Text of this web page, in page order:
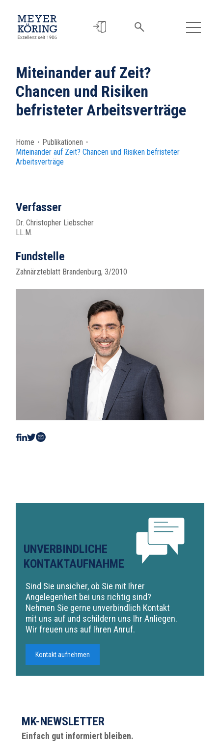
Miteinander auf Zeit?
Chancen und Risiken
befristeter Arbeitsverträge
Home ・ Publikationen ・
Miteinander auf Zeit? Chancen und Risiken befristeter
Arbeitsverträge
Verfasser
Dr. Christopher Liebscher
LL.M.
Fundstelle
Zahnärzteblatt Brandenburg, 3/2010
UNVERBINDLICHE
KONTAKTAUFNAHME
Sind Sie unsicher, ob Sie mit Ihrer
Angelegenheit bei uns richtig sind?
Nehmen Sie gerne unverbindlich Kontakt
mit uns auf und schildern uns Ihr Anliegen.
Wir freuen uns auf Ihren Anruf.
Kontakt aufnehmen
MK-NEWSLETTER
Einfach gut informiert bleiben.